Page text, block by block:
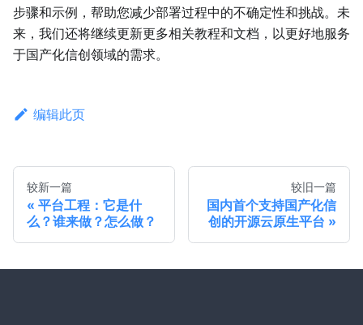
步骤和示例，帮助您减少部署过程中的不确定性和挑战。未
来，我们还将继续更新更多相关教程和文档，以更好地服务
于国产化信创领域的需求。
编辑此页
较新一篇
平台工程：它是什
么？谁来做？怎么做？
较旧一篇
国内首个支持国产化信
创的开源云原生平台